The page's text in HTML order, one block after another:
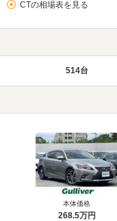
CTの相場表を見る
514台
本体価格
268.5万円